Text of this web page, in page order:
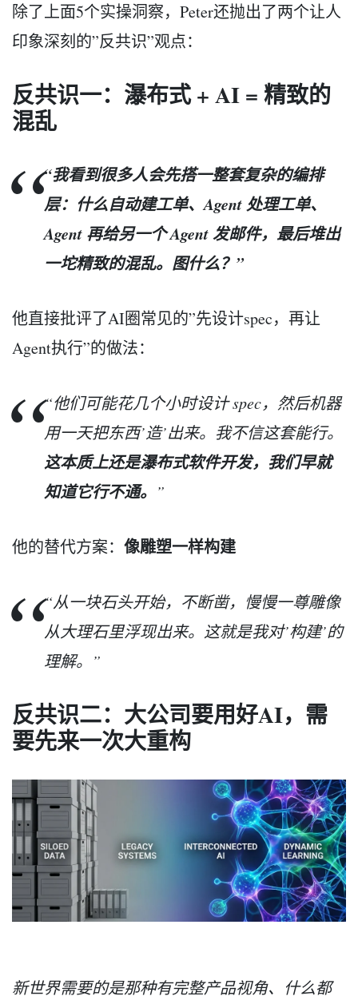
除了上面5个实操洞察，Peter还抛出了两个让人
印象深刻的”反共识”观点：
反共识一：瀑布式 + AI = 精致的
混乱
“我看到很多人会先搭一整套复杂的编排
层：什么自动建工单、Agent 处理工单、
Agent 再给另一个 Agent 发邮件，最后堆出
一坨精致的混乱。图什么？”
他直接批评了AI圈常见的”先设计spec，再让
Agent执行”的做法：
“他们可能花几个小时设计 spec，然后机器
用一天把东西’造’出来。我不信这套能行。
这本质上还是瀑布式软件开发，我们早就
知道它行不通。 ”
他的替代方案： 像雕塑一样构建
“从一块石头开始，不断凿，慢慢一尊雕像
从大理石里浮现出来。这就是我对’构建’的
理解。”
反共识二：大公司要用好AI，需
要先来一次大重构
新世界需要的是那种有完整产品视角、什么都